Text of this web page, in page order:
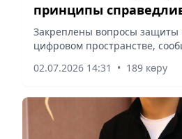
принципы
защиты прав граждан
Закреплены вопросы защиты
цифровом пространстве,
02.07.2026 14:31 • 189 көру